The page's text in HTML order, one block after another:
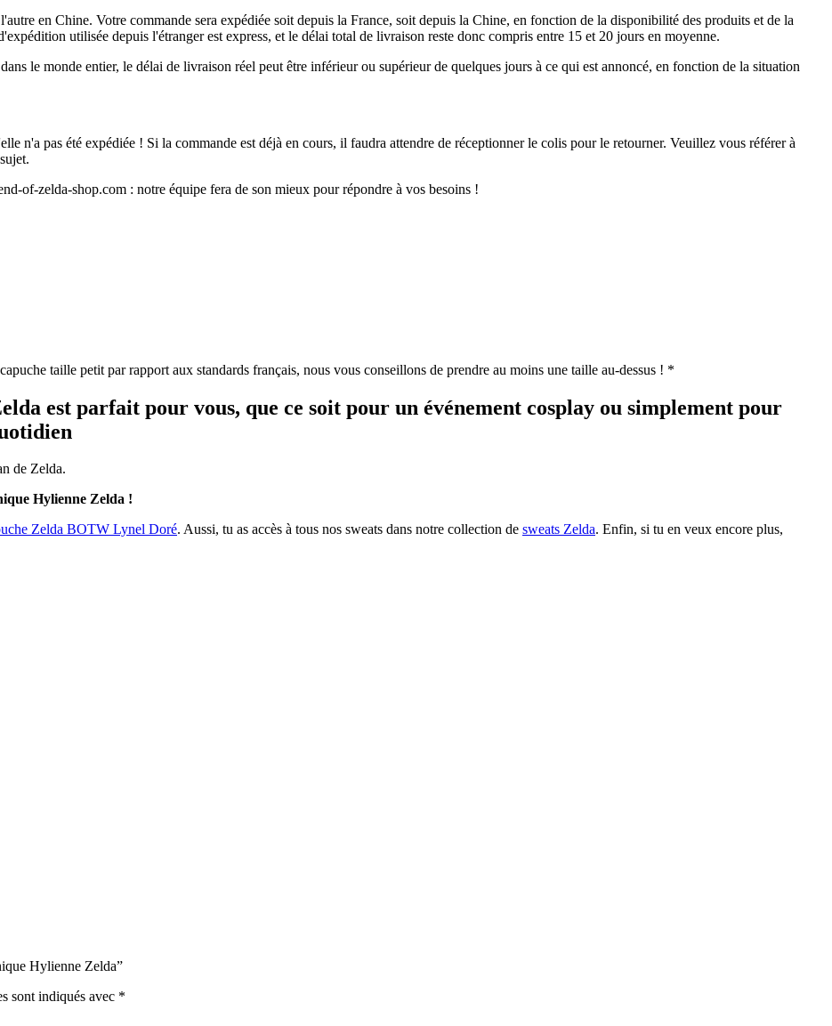
en Chine. Votre commande sera expédiée soit depuis la France, soit depuis la Chine, en fonction de la disponibilité des produits et de la
utilisée depuis l'étranger est express, et le délai total de livraison reste donc compris entre 15 et 20 jours en moyenne.
le monde entier, le délai de livraison réel peut être inférieur ou supérieur de quelques jours à ce qui est annoncé, en fonction de la situation
n'a pas été expédiée ! Si la commande est déjà en cours, il faudra attendre de réceptionner le colis pour le retourner. Veuillez vous référer à
of-zelda-shop.com : notre équipe fera de son mieux pour répondre à vos besoins !
taille petit par rapport aux standards français, nous vous conseillons de prendre au moins une taille au-dessus ! *
est parfait pour vous, que ce soit pour un événement cosplay ou simplement pour
de Zelda.
Hylienne Zelda !
Zelda BOTW Lynel Doré. Aussi, tu as accès à tous nos sweats dans notre collection de sweats Zelda. Enfin, si tu en veux encore plus,
Hylienne Zelda”
sont indiqués avec *